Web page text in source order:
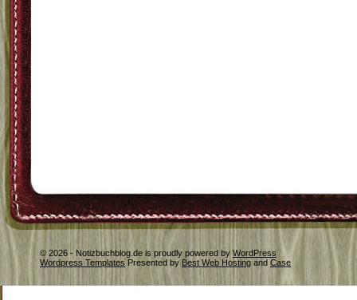
© 2026 - Notizbuchblog.de is proudly powered by WordPress
Wordpress Templates Presented by Best Web Hosting and Case